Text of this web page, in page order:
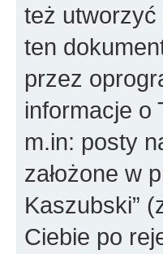
też utworzyć
ten
przez
informacje o
m.in: posty
założone w
Kaszubski”
Ciebie po